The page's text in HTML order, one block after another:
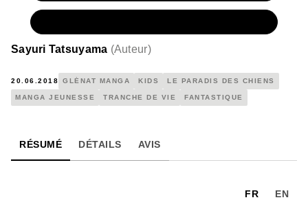
Sayuri Tatsuyama (Auteur)
20.06.2018 GLÉNAT MANGA KIDS LE PARADIS DES CHIENS
MANGA JEUNESSE TRANCHE DE VIE FANTASTIQUE
RÉSUMÉ DÉTAILS AVIS
FR EN